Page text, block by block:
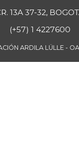
13A 37-32,
(+57) 1 4227600
ARDILA LÜLLE -